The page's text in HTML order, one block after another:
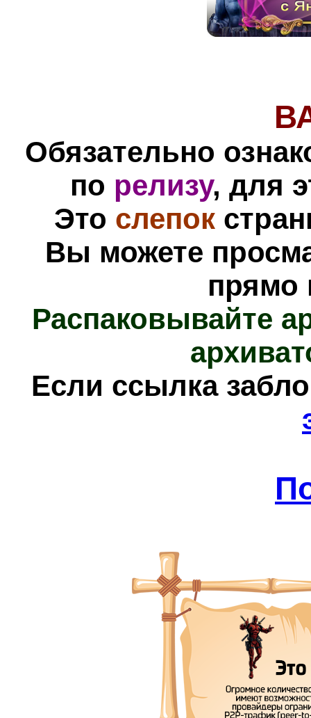
Обязательно
по релизу, для
Это слепок
Вы можете
прямо
Распаковывайте
Если ссылка